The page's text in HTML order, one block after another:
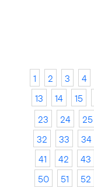
1 2 3 4
13
14 15
23
24 25
32
33 34
41
42 43
50
51 52